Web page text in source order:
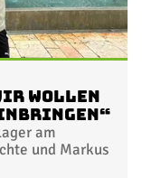
wollen
am
und Markus